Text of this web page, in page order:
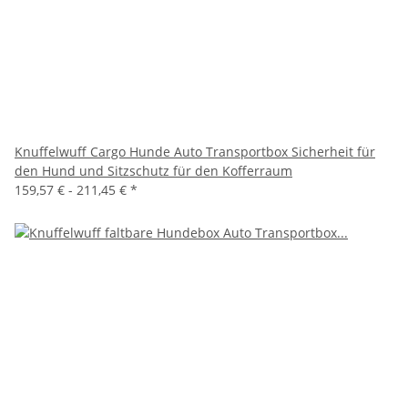
Knuffelwuff Cargo Hunde Auto Transportbox Sicherheit für
den Hund und Sitzschutz für den Kofferraum
159,57 € - 211,45 € *